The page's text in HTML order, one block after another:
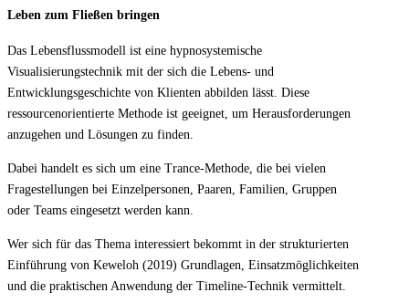
Leben zum Fließen bringen
Das Lebensflussmodell ist eine hypnosystemische
Visualisierungstechnik mit der sich die Lebens- und
Entwicklungsgeschichte von Klienten abbilden lässt. Diese
ressourcenorientierte Methode ist geeignet, um Herausforderungen
anzugehen und Lösungen zu finden.
Dabei handelt es sich um eine Trance-Methode, die bei vielen
Fragestellungen bei Einzelpersonen, Paaren, Familien, Gruppen
oder Teams eingesetzt werden kann.
Wer sich für das Thema interessiert bekommt in der strukturierten
Einführung von Keweloh (2019) Grundlagen, Einsatzmöglichkeiten
und die praktischen Anwendung der Timeline-Technik vermittelt.